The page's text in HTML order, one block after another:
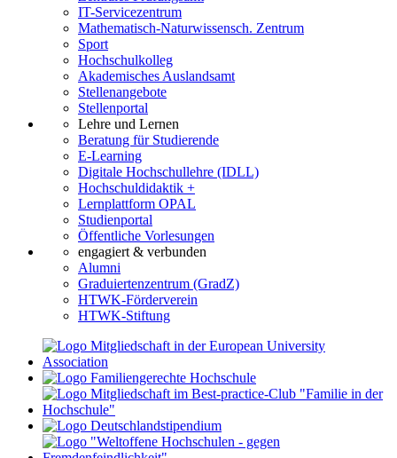
IT-Servicezentrum
Mathematisch-Naturwissensch. Zentrum
Sport
Hochschulkolleg
Akademisches Auslandsamt
Stellenangebote
Stellenportal
Lehre und Lernen
Beratung für Studierende
E-Learning
Digitale Hochschullehre (IDLL)
Hochschuldidaktik +
Lernplattform OPAL
Studienportal
Öffentliche Vorlesungen
engagiert & verbunden
Alumni
Graduiertenzentrum (GradZ)
HTWK-Förderverein
HTWK-Stiftung